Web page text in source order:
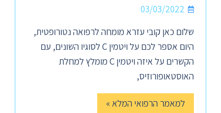
03/03/2022
שלום כאן קובי עזרא מומחה לרפואה נטורופטית,
היום אספר לכם על ויטמין C לסוגיו השונים, עם
הקשרים על איזה ויטמין C מומלץ למחלת
האוסטאופורוזיס,
למאמר הרפואי המלא »